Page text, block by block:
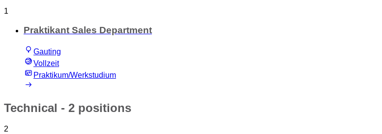
1
Praktikant Sales Department
Gauting
Vollzeit
Praktikum/Werkstudium
Technical - 2 positions
2